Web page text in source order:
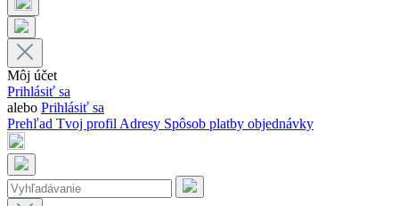
Môj účet
Prihlásiť sa
alebo Prihlásiť sa
Prehľad Tvoj profilAdresy Spôsob platby objednávky